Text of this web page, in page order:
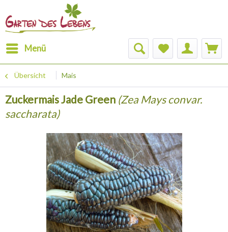
Menü
Übersicht Mais
Zuckermais Jade Green (Zea Mays convar.
saccharata)